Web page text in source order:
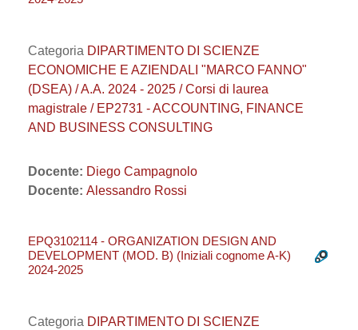
Categoria DIPARTIMENTO DI SCIENZE
ECONOMICHE E AZIENDALI "MARCO FANNO"
(DSEA) / A.A. 2024 - 2025 / Corsi di laurea
magistrale / EP2731 - ACCOUNTING, FINANCE
AND BUSINESS CONSULTING
Docente: Diego Campagnolo
Docente: Alessandro Rossi
EPQ3102114 - ORGANIZATION DESIGN AND
DEVELOPMENT (MOD. B) (Iniziali cognome A-K)
2024-2025
Categoria DIPARTIMENTO DI SCIENZE